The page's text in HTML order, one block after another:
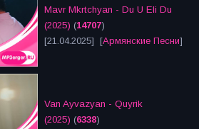
Mavr Mkrtchyan - Du U Eli Du
(2025) (14707)
[21.04.2025] [Армянские Песни]
Van Ayvazyan - Quyrik
(2025) (6338)